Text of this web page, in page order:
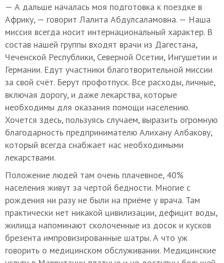
— А дальше началась моя подготовка к поездке в
Африку, — говорит Лалита Абдулсаламовна. — Наша
миссия всегда носит интернациональный характер. В
состав нашей группы входят врачи из Дагестана,
Чеченской Республики, Северной Осетии, Ингушетии и
Германии. Едут участники благотворительной миссии
за свой счёт. Берут профотпуск. Все расходы, личные,
включая дорогу, и даже лекарства, которые
необходимы для оказания помощи населению.
Хочется здесь, пользуясь случаем, выразить огромную
благодарность предпринимателю Алихану Албакову,
который всегда снабжает нас необходимыми
лекарствами.
Положение людей там очень плачевное, 40%
населения живут за чертой бедности. Многие с
рождения ни разу не были на приёме у врача. Там
практически нет никакой цивилизации, дефицит воды,
жилища напоминают сколоченные из досок и кусков
брезента импровизированные шатры. А что уж
говорить о медицинском обслуживании. Медицинские